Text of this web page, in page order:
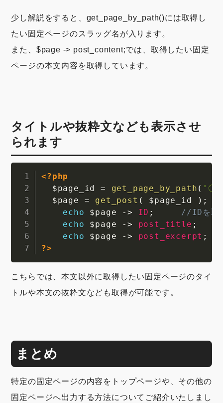
少し解説をすると、get_page_by_path()には取得し
たい固定ページのスラッグ名が入ります。
また、$page -> post_content;では、取得したい固定
ページの本文内容を取得しています。
タイトルや抜粋文なども表示させ
られます
<?php
$page_id
= get_page_by_path ( '〇
$page
= get_post ( $page_id ) ;
echo
$page -> ID ;
//IDを取
echo
$page -> post_title ;
echo
$page -> post_excerpt ;
?>
Copy
こちらでは、本文以外に取得したい固定ページのタイ
トルや本文の抜粋文なども取得が可能です。
まとめ
特定の固定ページの内容をトップページや、その他の
固定ページへ出力する方法についてご紹介いたしまし